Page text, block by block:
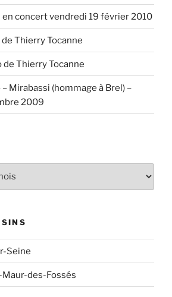
en concert vendredi 19 février 2010
de Thierry Tocanne
de Thierry Tocanne
Mirabassi (hommage à Brel) –
2009
Seine
Maur-des-Fossés